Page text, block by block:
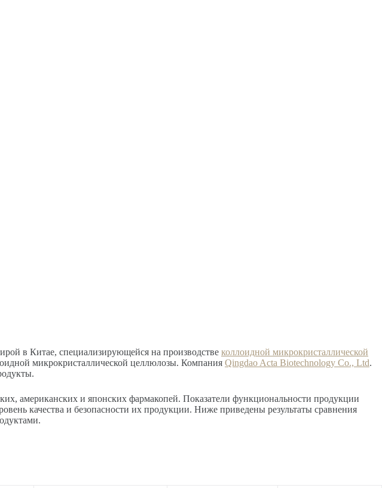
в Китае, специализирующейся на производстве коллоидной микрокристаллической
микрокристаллической целлюлозы. Компания Qingdao Acta Biotechnology Co., Ltd.
американских и японских фармакопей. Показатели функциональности продукции
качества и безопасности их продукции. Ниже приведены результаты сравнения